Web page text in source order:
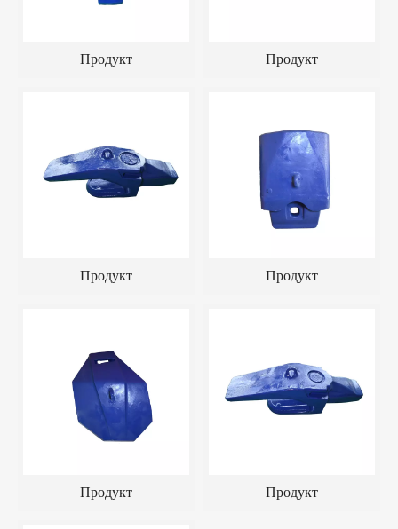
Продукт Продукт
Продукт Продукт
Продукт Продукт